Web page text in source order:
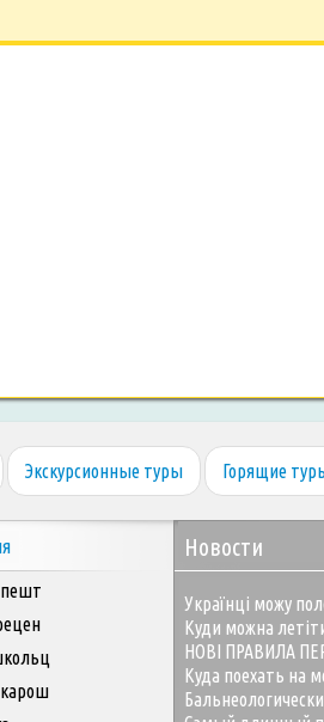
Экскурсионные туры Горящие
Новости
Українці можу
Куди можна
НОВІ ПРАВИЛА
Куда поехать на